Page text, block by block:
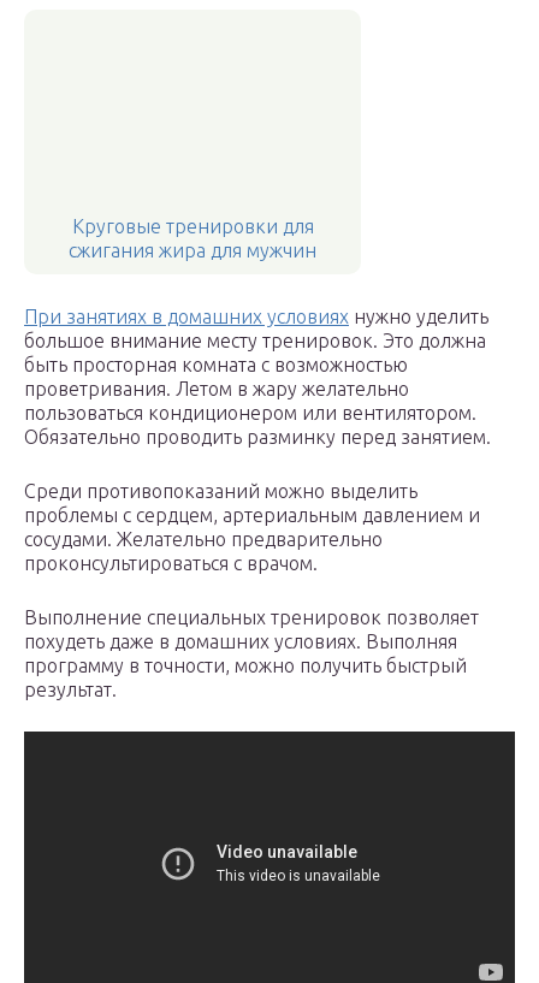
Круговые тренировки для
сжигания жира для мужчин
При занятиях в домашних условиях нужно уделить
большое внимание месту тренировок. Это должна
быть просторная комната с возможностью
проветривания. Летом в жару желательно
пользоваться кондиционером или вентилятором.
Обязательно проводить разминку перед занятием.
Среди противопоказаний можно выделить
проблемы с сердцем, артериальным давлением и
сосудами. Желательно предварительно
проконсультироваться с врачом.
Выполнение специальных тренировок позволяет
похудеть даже в домашних условиях. Выполняя
программу в точности, можно получить быстрый
результат.